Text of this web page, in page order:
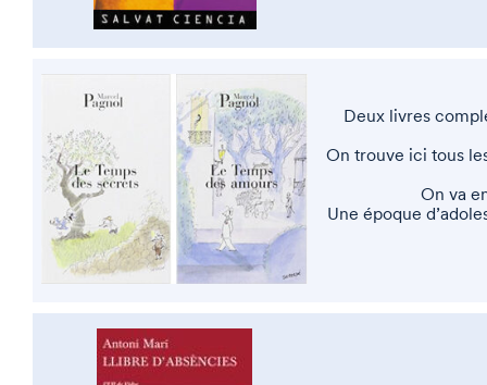
Deux livres
On trouve ici tous
On va
Une époque